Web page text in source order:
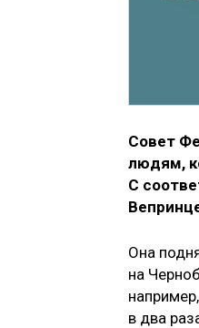
Совет
людям,
С
Она
на
в два